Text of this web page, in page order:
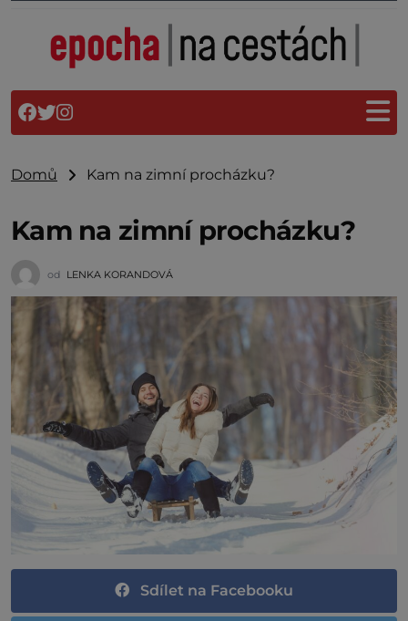
Domů Kam na zimní procházku?
Kam na zimní procházku?
od LENKA KORANDOVÁ
Sdílet na Facebooku